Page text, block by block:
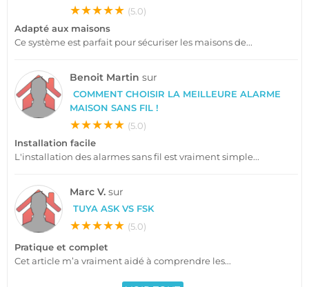
★★★★★ (5.0)
Adapté aux maisons
Ce système est parfait pour sécuriser les maisons de...
Benoit Martin sur
COMMENT CHOISIR LA MEILLEURE ALARME
MAISON SANS FIL !
★★★★★ (5.0)
Installation facile
L'installation des alarmes sans fil est vraiment simple...
Marc V. sur
TUYA ASK VS FSK
★★★★★ (5.0)
Pratique et complet
Cet article m’a vraiment aidé à comprendre les...